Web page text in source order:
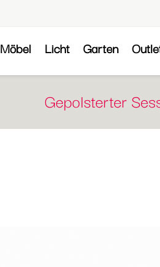
Möbel Licht Garten
Gepolsterter